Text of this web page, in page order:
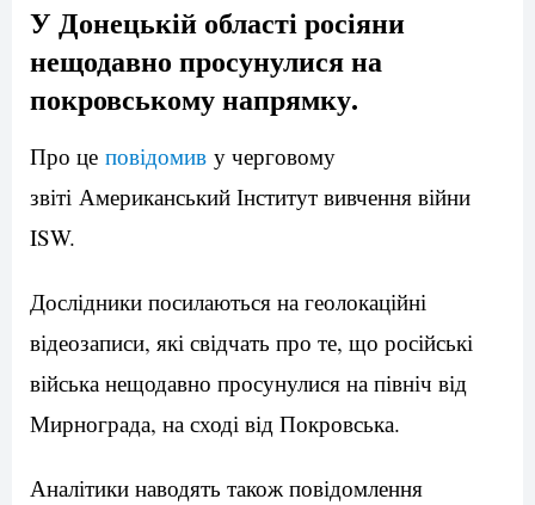
У Донецькій області росіяни
нещодавно просунулися на
покровському напрямку.
Про це повідомив у черговому
звіті Американський Інститут вивчення війни
ISW.
Дослідники посилаються на геолокаційні
відеозаписи, які свідчать про те, що російські
війська нещодавно просунулися на північ від
Мирнограда, на сході від Покровська.
Аналітики наводять також повідомлення